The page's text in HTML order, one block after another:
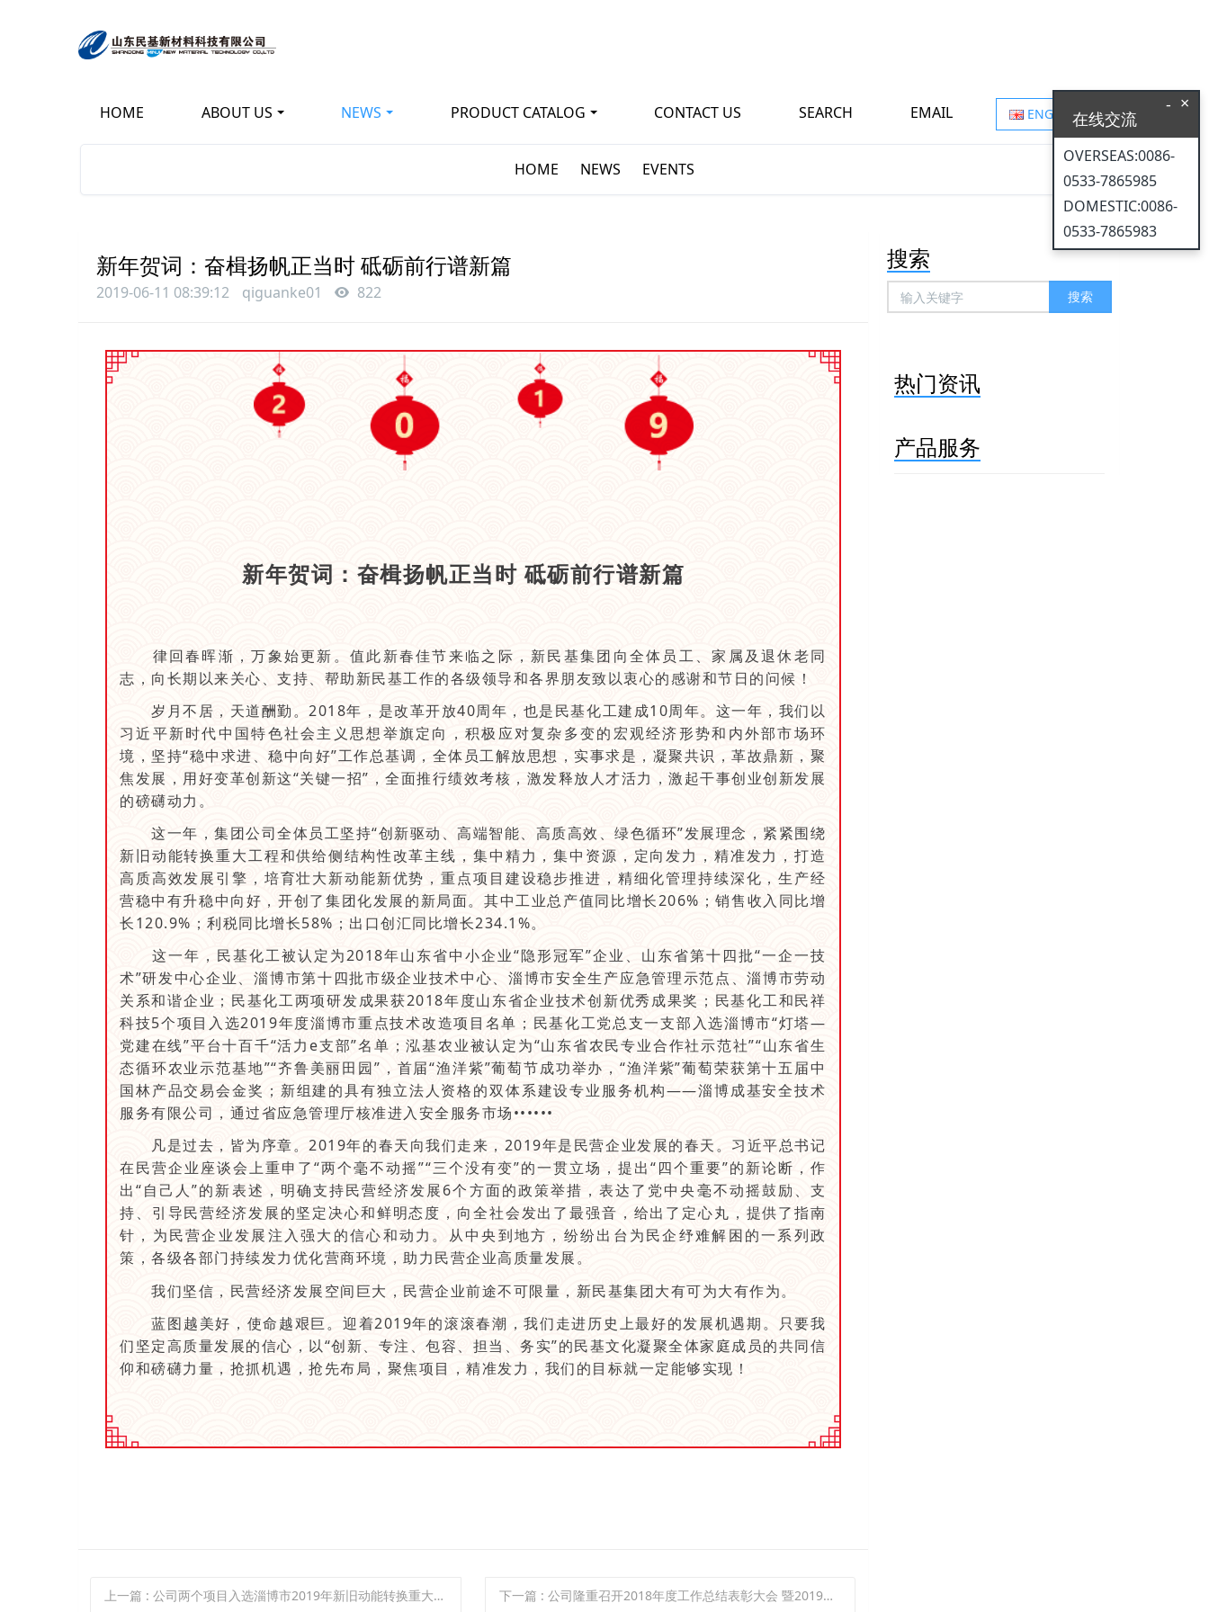
HOME ABOUT US NEWS PRODUCT CATALOG CONTACT US SEARCH EMAIL ENGLISH
HOME NEWS EVENTS
新年贺词：奋楫扬帆正当时 砥砺前行谱新篇
2019-06-11 08:39:12 qiguanke01 822
新年贺词：奋楫扬帆正当时 砥砺前行谱新篇
律回春晖渐，万象始更新。值此新春佳节来临之际，新民基集团向全体员工、家属及退休老同
志，向长期以来关心、支持、帮助新民基工作的各级领导和各界朋友致以衷心的感谢和节日的问候！
岁月不居，天道酬勤。2018年，是改革开放40周年，也是民基化工建成10周年。这一年，我们以
习近平新时代中国特色社会主义思想举旗定向，积极应对复杂多变的宏观经济形势和内外部市场环
境，坚持“稳中求进、稳中向好”工作总基调，全体员工解放思想，实事求是，凝聚共识，革故鼎新，聚
焦发展，用好变革创新这“关键一招”，全面推行绩效考核，激发释放人才活力，激起干事创业创新发展
的磅礴动力。
这一年，集团公司全体员工坚持“创新驱动、高端智能、高质高效、绿色循环”发展理念，紧紧围绕
新旧动能转换重大工程和供给侧结构性改革主线，集中精力，集中资源，定向发力，精准发力，打造
高质高效发展引擎，培育壮大新动能新优势，重点项目建设稳步推进，精细化管理持续深化，生产经
营稳中有升稳中向好，开创了集团化发展的新局面。其中工业总产值同比增长206%；销售收入同比增
长120.9%；利税同比增长58%；出口创汇同比增长234.1%。
这一年，民基化工被认定为2018年山东省中小企业“隐形冠军”企业、山东省第十四批“一企一技
术”研发中心企业、淄博市第十四批市级企业技术中心、淄博市安全生产应急管理示范点、淄博市劳动
关系和谐企业；民基化工两项研发成果获2018年度山东省企业技术创新优秀成果奖；民基化工和民祥
科技5个项目入选2019年度淄博市重点技术改造项目名单；民基化工党总支一支部入选淄博市“灯塔—
党建在线”平台十百千“活力e支部”名单；泓基农业被认定为“山东省农民专业合作社示范社”“山东省生
态循环农业示范基地”“齐鲁美丽田园”，首届“渔洋紫”葡萄节成功举办，“渔洋紫”葡萄荣获第十五届中
国林产品交易会金奖；新组建的具有独立法人资格的双体系建设专业服务机构——淄博成基安全技术
服务有限公司，通过省应急管理厅核准进入安全服务市场••••••
凡是过去，皆为序章。2019年的春天向我们走来，2019年是民营企业发展的春天。习近平总书记
在民营企业座谈会上重申了“两个毫不动摇”“三个没有变”的一贯立场，提出“四个重要”的新论断，作
出“自己人”的新表述，明确支持民营经济发展6个方面的政策举措，表达了党中央毫不动摇鼓励、支
持、引导民营经济发展的坚定决心和鲜明态度，向全社会发出了最强音，给出了定心丸，提供了指南
针，为民营企业发展注入强大的信心和动力。从中央到地方，纷纷出台为民企纾难解困的一系列政
策，各级各部门持续发力优化营商环境，助力民营企业高质量发展。
我们坚信，民营经济发展空间巨大，民营企业前途不可限量，新民基集团大有可为大有作为。
蓝图越美好，使命越艰巨。迎着2019年的滚滚春潮，我们走进历史上最好的发展机遇期。只要我
们坚定高质量发展的信心，以“创新、专注、包容、担当、务实”的民基文化凝聚全体家庭成员的共同信
仰和磅礴力量，抢抓机遇，抢先布局，聚焦项目，精准发力，我们的目标就一定能够实现！
上一篇 : 公司两个项目入选淄博市2019年新旧动能转换重大项目名单 下一篇 : 公司隆重召开2018年度工作总结表彰大会 暨2019年工作部署动员大会
搜索
搜索
热门资讯
产品服务
×
-
在线交流
OVERSEAS:0086-
0533-7865985
DOMESTIC:0086-
0533-7865983